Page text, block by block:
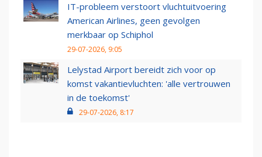
IT-probleem verstoort vluchtuitvoering
American Airlines, geen gevolgen
merkbaar op Schiphol
29-07-2026, 9:05
Lelystad Airport bereidt zich voor op
komst vakantievluchten: 'alle vertrouwen
in de toekomst'
29-07-2026, 8:17